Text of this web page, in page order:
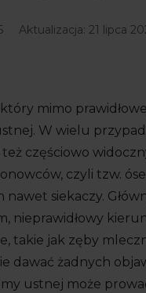
Aktualizacja: 21 lipca
mimo
W wielu
częściowo
czyli tzw.
siekaczy.
nieprawidłowy
takie jak zęby
dawać żadnych
ustnej może